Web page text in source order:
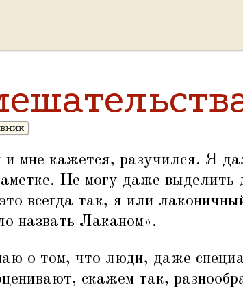
и мне кажется, разучился. Я
Не могу даже выделить
всегда так, я или
назвать Лаканом».
о том, что люди, даже
скажем так,